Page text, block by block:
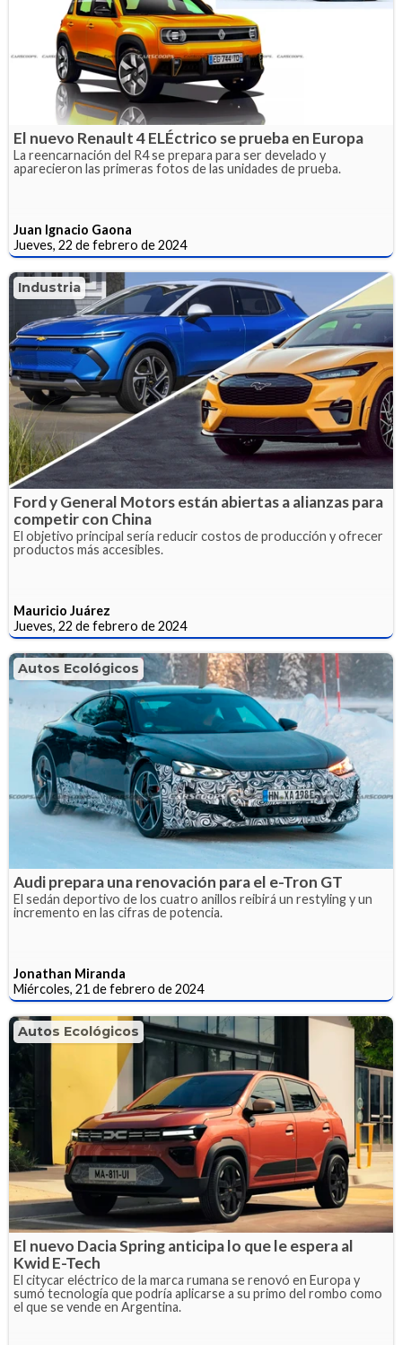
El nuevo Renault 4 ELÉctrico se prueba en Europa
La reencarnación del R4 se prepara para ser develado y
aparecieron las primeras fotos de las unidades de prueba.
Juan Ignacio Gaona
Jueves, 22 de febrero de 2024
Industria
Ford y General Motors están abiertas a alianzas para
competir con China
El objetivo principal sería reducir costos de producción y ofrecer
productos más accesibles.
Mauricio Juárez
Jueves, 22 de febrero de 2024
Autos Ecológicos
Audi prepara una renovación para el e-Tron GT
El sedán deportivo de los cuatro anillos reibirá un restyling y un
incremento en las cifras de potencia.
Jonathan Miranda
Miércoles, 21 de febrero de 2024
Autos Ecológicos
El nuevo Dacia Spring anticipa lo que le espera al
Kwid E-Tech
El citycar eléctrico de la marca rumana se renovó en Europa y
sumó tecnología que podría aplicarse a su primo del rombo como
el que se vende en Argentina.